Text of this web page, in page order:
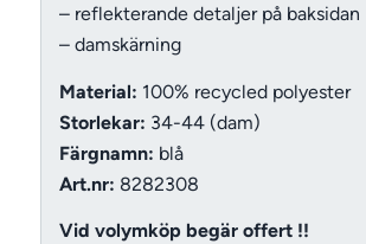
– reflekterande detaljer på baksidan
– damskärning
Material: 100% recycled polyester
Storlekar: 34-44 (dam)
Färgnamn: blå
Art.nr: 8282308
Vid volymköp begär offert !!